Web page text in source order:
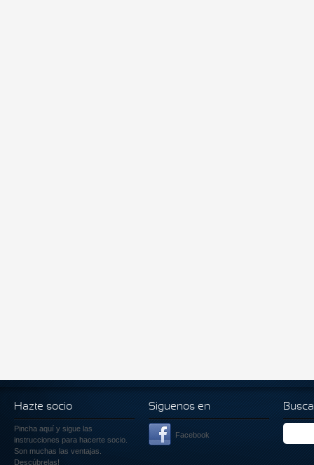
Hazte socio
Pincha aquí y sigue las
instrucciones para hacerte socio.
Son muchas las ventajas.
Descúbrelas!
Siguenos en
Facebook